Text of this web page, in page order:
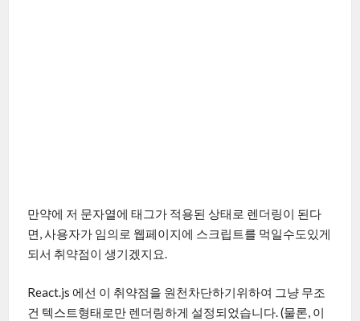
만약에 저 문자열에 태그가 적용된 상태로 렌더링이 된다
면, 사용자가 임의로 웹페이지에 스크립트를 먹일수도있게
되서 취약점이 생기겠지요.
React.js 에선 이 취약점을 원천차단하기위하여 그냥 무조
건 텍스트형태로만 렌더링하게 설정되었습니다. (물론, 이